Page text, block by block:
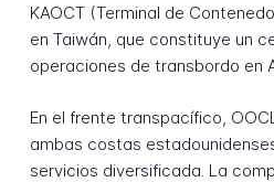
KAOCT (Terminal de
en Taiwán, que constituye un
operaciones de transbordo en
En el frente transpacífico,
ambas costas
servicios diversificada. La